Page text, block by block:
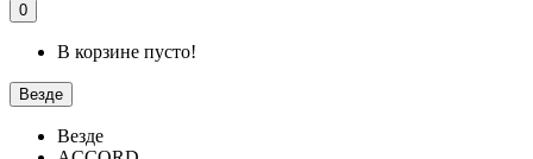
0
В корзине пусто!
Везде
Везде